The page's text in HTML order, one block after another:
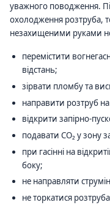
уважного поводження.
охолодження розтруба,
незахищеними руками
перемістити
відстань;
зірвати пломбу та
направити розтруб
відкрити запірно-
подавати CO₂ у зону
при гасінні на
боку;
не направляти
не торкатися